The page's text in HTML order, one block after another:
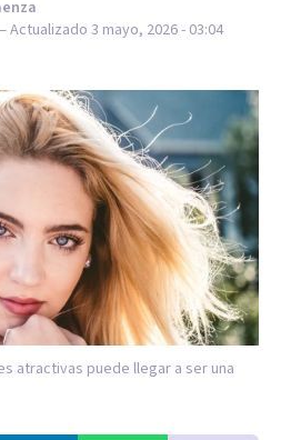
Actualizado3 mayo, 2026 - 03:04
atractivas puede llegar a ser una